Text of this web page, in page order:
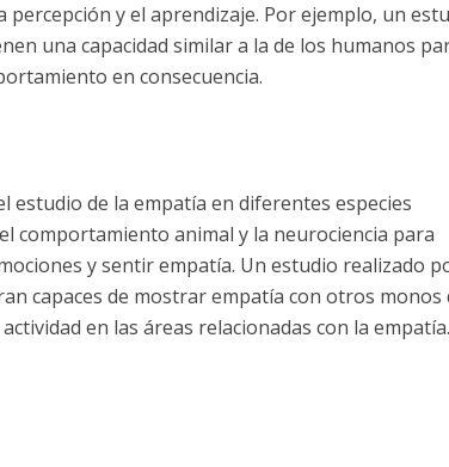
y el aprendizaje. Por ejemplo, un
una capacidad similar a la de los humanos
en consecuencia.
estudio de la empatía en diferentes especies
comportamiento animal y la neurociencia para
y sentir empatía. Un estudio realizado
capaces de mostrar empatía con otros monos
en las áreas relacionadas con la empatía.